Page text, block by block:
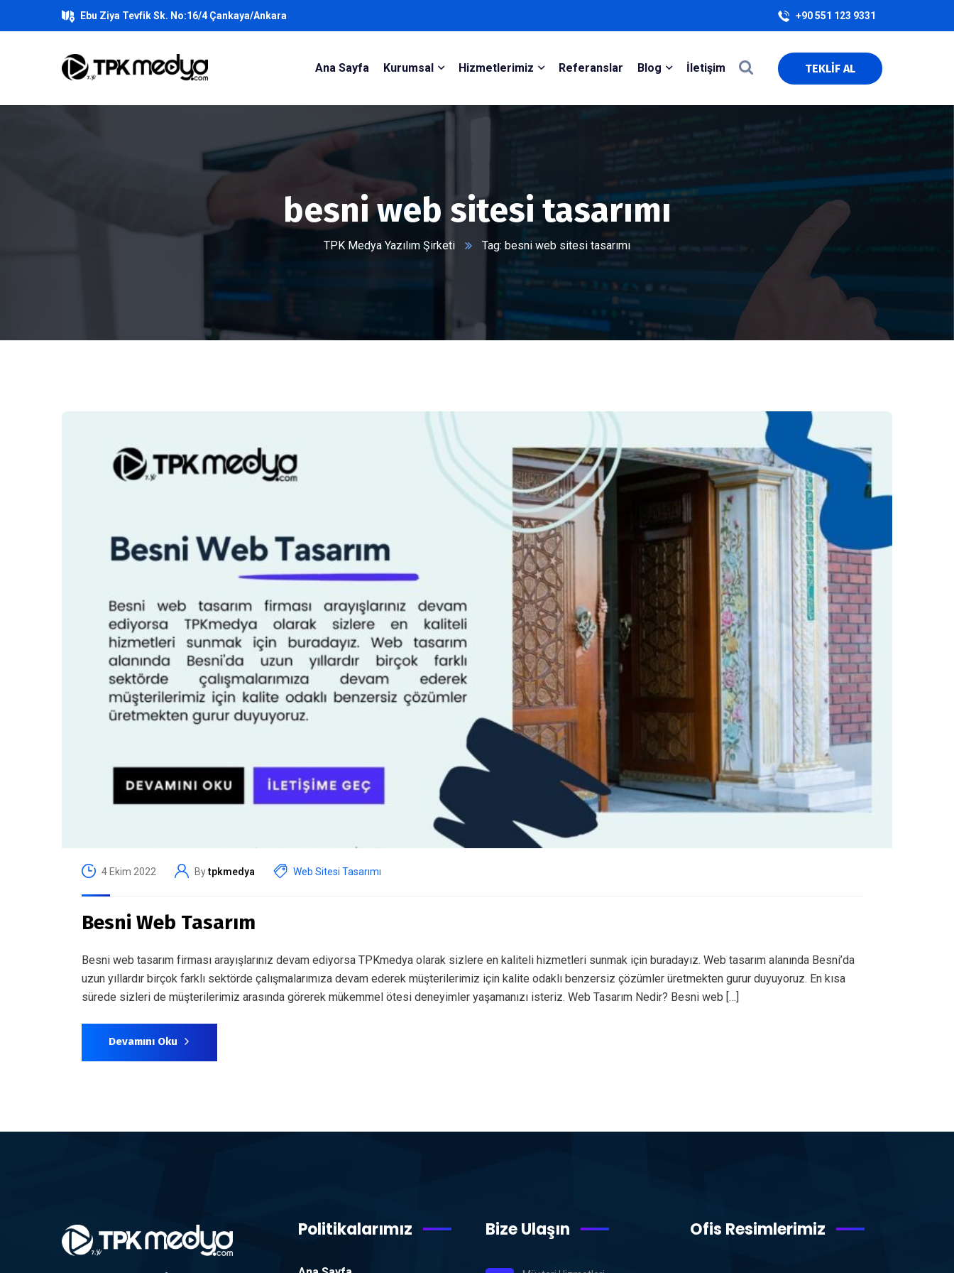
Ebu Ziya Tevfik Sk. No:16/4 Çankaya/Ankara +90 551 123 9331
Ana Sayfa Kurumsal Hizmetlerimiz Referanslar Blog İletişim TEKLİF AL
besni web sitesi tasarımı
TPK Medya Yazılım Şirketi Tag: besni web sitesi tasarımı
4 Ekim 2022 Bytpkmedya Web Sitesi Tasarımı
Besni Web Tasarım
Besni web tasarım firması arayışlarınız devam ediyorsa TPKmedya olarak sizlere en kaliteli hizmetleri sunmak için buradayız. Web tasarım alanında Besni’da
uzun yıllardır birçok farklı sektörde çalışmalarımıza devam ederek müşterilerimiz için kalite odaklı benzersiz çözümler üretmekten gurur duyuyoruz. En kısa
sürede sizleri de müşterilerimiz arasında görerek mükemmel ötesi deneyimler yaşamanızı isteriz. Web Tasarım Nedir? Besni web […]
Devamını Oku
Politikalarımız Bize Ulaşın Ofis Resimlerimiz